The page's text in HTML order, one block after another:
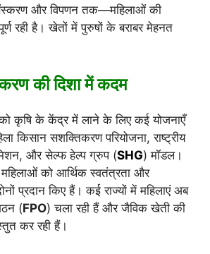
और विपणन तक—महिलाओं की
रही है। खेतों में पुरुषों के बराबर मेहनत
की दिशा में कदम
कृषि के केंद्र में लाने के लिए कई योजनाएँ
किसान सशक्तिकरण परियोजना, राष्ट्रीय
और सेल्फ हेल्प ग्रुप (SHG) मॉडल।
महिलाओं को आर्थिक स्वतंत्रता और
प्रदान किए हैं। कई राज्यों में महिलाएं अब
(FPO) चला रही हैं और जैविक खेती की
कर रही हैं।